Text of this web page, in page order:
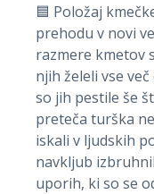
🟦 Položaj
prehodu v novi
razmere kmetov
njih želeli vse
so jih pestile še
preteča turška
iskali v ljudskih
navkljub
uporih, ki so se